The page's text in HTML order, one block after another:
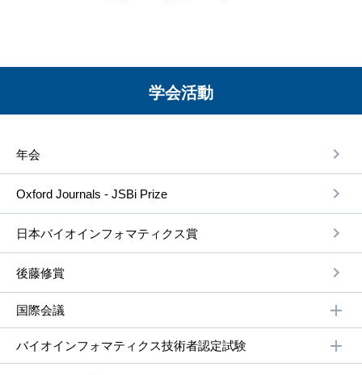
学会活動
年会
Oxford Journals - JSBi Prize
⽇本バイオインフォマティクス賞
後藤修賞
国際会議
バイオインフォマティクス技術者認定試験